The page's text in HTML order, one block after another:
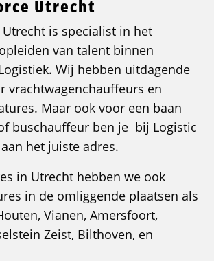
Utrecht
Utrecht is specialist in het
van talent binnen
Wij hebben uitdagende
vrachtwagenchauffeurs en
Maar ook voor een baan
buschauffeur ben je bij Logistic
het juiste adres.
in Utrecht hebben we ook
in de omliggende plaatsen als
Vianen, Amersfoort,
Zeist, Bilthoven, en